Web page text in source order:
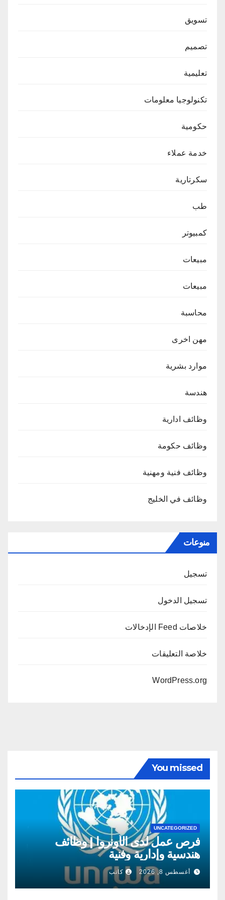
تسويق
تصميم
تعليمية
تكنولوجيا معلومات
حكومية
خدمة عملاء
سكرتارية
طب
كمبيوتر
مبيعات
مبيعات
محاسبة
مهن اخرى
موارد بشرية
هندسة
وظائف ادارية
وظائف حكومة
وظائف فنية ومهنية
وظائف في الخليج
منوعات
تسجيل
تسجيل الدخول
خلاصات Feed الإدخالات
خلاصة التعليقات
WordPress.org
You missed
UNCATEGORIZED
فرص عمل لدى الأونروا | وظائف
هندسية وإدارية وفنية
أغسطس 8, 2026 كاتب